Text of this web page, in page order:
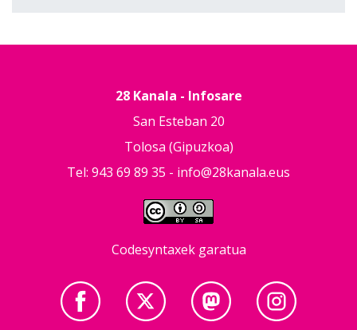
28 Kanala - Infosare
San Esteban 20
Tolosa (Gipuzkoa)
Tel: 943 69 89 35 - info@28kanala.eus
Codesyntaxek garatua